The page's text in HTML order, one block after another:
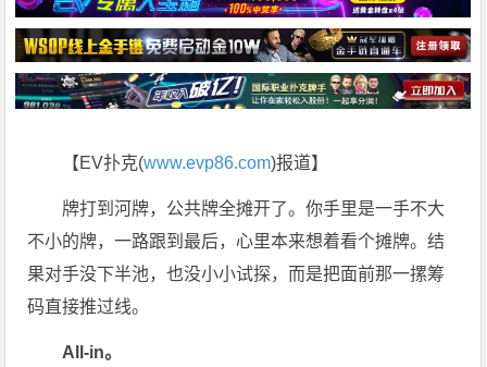
【EV扑克(www.evp86.com)报道】
牌打到河牌，公共牌全摊开了。你手里是一手不大
不小的牌，一路跟到最后，心里本来想着看个摊牌。结
果对手没下半池，也没小小试探，而是把面前那一摞筹
码直接推过线。
All-in。